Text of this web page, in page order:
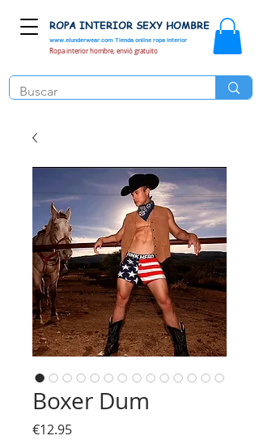
www.elunderwear.com Tienda online ropa interior
ROPA INTERIOR SEXY HOMBRE
Ropa interior hombre, envió gratuito
Boxer Dum
€12.95Price